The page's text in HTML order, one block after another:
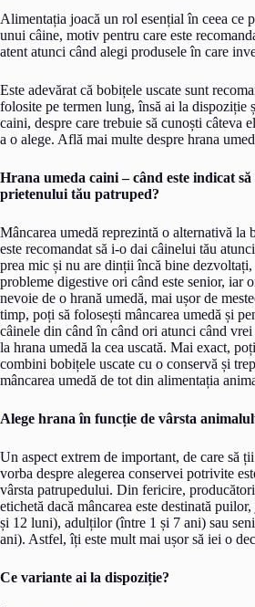
Alimentația joacă un rol esențial în ceea ce
unui câine, motiv pentru care este
atent atunci când alegi produsele în care
Este adevărat că bobițele uscate sunt
folosite pe termen lung, însă ai la dispoziție
caini, despre care trebuie să cunoști câteva
a o alege. Află mai multe despre hrana
Hrana umeda caini – când este indicat
prietenului tău patruped?
Mâncarea umedă reprezintă o alternativă la
este recomandat să i-o dai câinelui tău
prea mic și nu are dinții încă bine dezvoltați,
probleme digestive ori când este senior, iar
nevoie de o hrană umedă, mai ușor de
timp, poți să folosești mâncarea umedă și
câinele din când în când ori atunci când vrei
la hrana umedă la cea uscată. Mai exact,
combini bobițele uscate cu o conservă și
mâncarea umedă de tot din alimentația
Alege hrana în funcție de vârsta
Un aspect extrem de important, de care să
vorba despre alegerea conservei potrivite
vârsta patrupedului. Din fericire,
etichetă dacă mâncarea este destinată
și 12 luni), adulților (între 1 și 7 ani) sau
ani). Astfel, îți este mult mai ușor să iei o
Ce variante ai la dispoziție?